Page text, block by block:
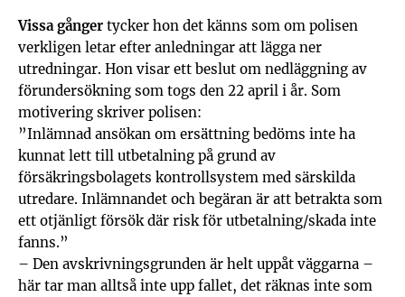
Vissa gånger tycker hon det känns som om polisen
verkligen letar efter anledningar att lägga ner
utredningar. Hon visar ett beslut om nedläggning av
förundersökning som togs den 22 april i år. Som
motivering skriver polisen:
”Inlämnad ansökan om ersättning bedöms inte ha
kunnat lett till utbetalning på grund av
försäkringsbolagets kontrollsystem med särskilda
utredare. Inlämnandet och begäran är att betrakta som
ett otjänligt försök där risk för utbetalning/skada inte
fanns.”
– Den avskrivningsgrunden är helt uppåt väggarna –
här tar man alltså inte upp fallet, det räknas inte som